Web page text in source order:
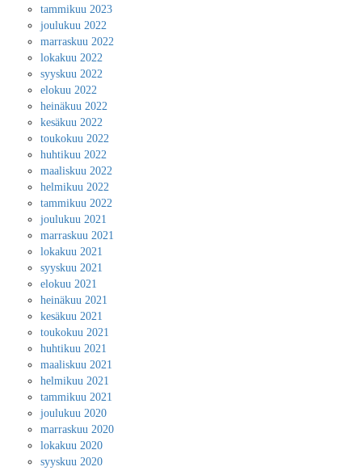
tammikuu 2023
joulukuu 2022
marraskuu 2022
lokakuu 2022
syyskuu 2022
elokuu 2022
heinäkuu 2022
kesäkuu 2022
toukokuu 2022
huhtikuu 2022
maaliskuu 2022
helmikuu 2022
tammikuu 2022
joulukuu 2021
marraskuu 2021
lokakuu 2021
syyskuu 2021
elokuu 2021
heinäkuu 2021
kesäkuu 2021
toukokuu 2021
huhtikuu 2021
maaliskuu 2021
helmikuu 2021
tammikuu 2021
joulukuu 2020
marraskuu 2020
lokakuu 2020
syyskuu 2020